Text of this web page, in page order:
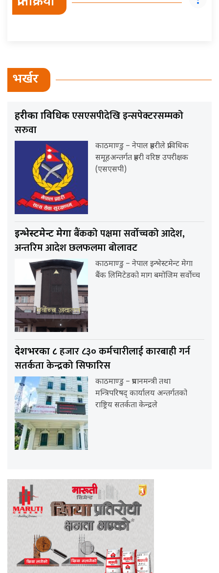
भर्खर
प्रहरीका प्राविधिकएसएसपीदेखि इन्सपेक्टरसम्मको
सरुवा
काठमाण्डु – नेपाल प्रहरीले प्राविधिक
समूहअन्तर्गत प्रहरी वरिष्ठ उपरीक्षक
(एसएसपी)
इन्भेस्टमेन्ट मेगाबैंकको पक्षमा सर्वाेच्चको आदेश,
अन्तरिम आदेश छलफलमा बोलावट
काठमाण्डु – नेपाल इन्भेस्टमेन्ट मेगा
बैंक लिमिटेडको माग बमोजिम सर्वोच्च
देशभरका ८हजार ८३० कर्मचारीलाई कारबाही गर्न
सतर्कता केन्द्रको सिफारिस
काठमाण्डु – प्रधानमन्त्री तथा
मन्त्रिपरिषद् कार्यालय अन्तर्गतको
राष्ट्रिय सतर्कता केन्द्रले